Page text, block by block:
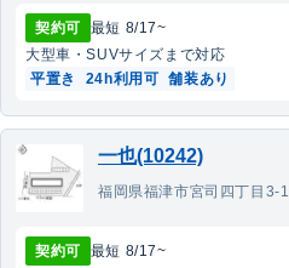
契約可 最短 8/17~
大型車・SUVサイズまで対応
平置き
24h利用可 舗装あり
一也(10242)
福岡県福津市宮司四丁目3-1
契約可 最短 8/17~